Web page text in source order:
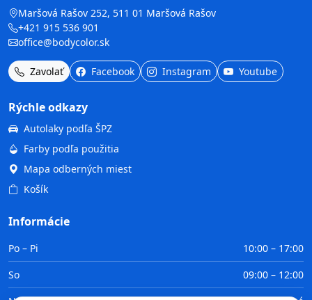
Maršová Rašov 252, 511 01 Maršová Rašov
+421 915 536 901
office@bodycolor.sk
Zavolať Facebook Instagram Youtube
Rýchle odkazy
Autolaky podľa ŠPZ
Farby podľa použitia
Mapa odberných miest
Košík
Informácie
Po – Pi
10:00 – 17:00
So
09:00 – 12:00